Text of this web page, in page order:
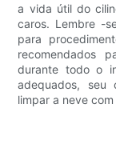
a vida útil do
caros. Lembre -
para
recomendados
durante todo o
adequados,
limpar a neve